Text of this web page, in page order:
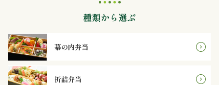
円
1,000
種類から選ぶ
幕の内弁当
折詰弁当